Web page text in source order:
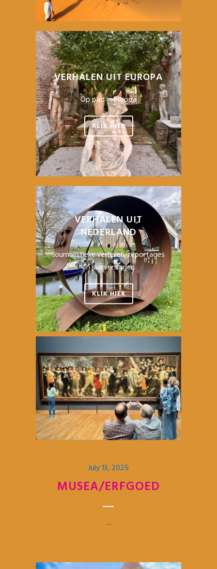
VERHALEN UIT EUROPA
Op pad in Europa
KLIK HIER
VERHALEN UIT
NEDERLAND
Journalistieke verhalen, reportages
en jaarverslagen
KLIK HIER
July 13, 2025
MUSEA/ERFGOED
...